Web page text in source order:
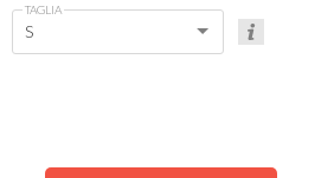
TAGLIA
S